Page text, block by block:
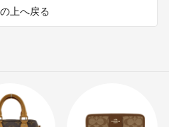
上へ戻る